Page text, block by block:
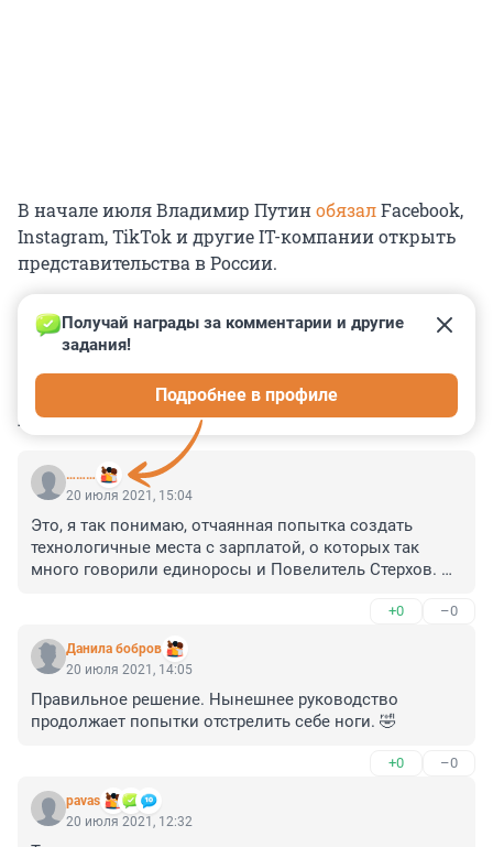
В начале июля Владимир ПутинобязалFacebook,
Instagram, TikTok и другие IT-компании открыть
представительства в России.
КОММЕНТАРИИ 24
………
Получай награды за комментарии и другие
задания!
Подробнее в профиле
20 июля 2021, 15:04
Это, я так понимаю, отчаянная попытка создать
технологичные места с зарплатой, о которых так
много говорили единоросы и Повелитель Стерхов.
+0 –0
Данила бобров
20 июля 2021, 14:05
Правильное решение. Нынешнее руководство
продолжает попытки отстрелить себе ноги. 🤣
+0 –0
pavas
20 июля 2021, 12:32